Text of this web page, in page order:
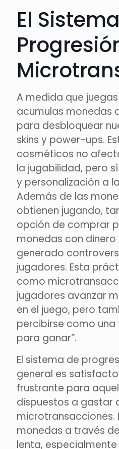
El
A medida que juegas
acumulas monedas
para desbloquear
skins y power-ups.
cosméticos no
la jugabilidad, pero
y personalización a
Además de las
obtienen jugando,
opción de comprar
monedas con dinero
generado
jugadores. Esta
como
jugadores avanzar
en el juego, pero
percibirse como
para ganar”.
El sistema de
general es
frustrante para
dispuestos a gastar
microtransacciones.
monedas a través
lenta,